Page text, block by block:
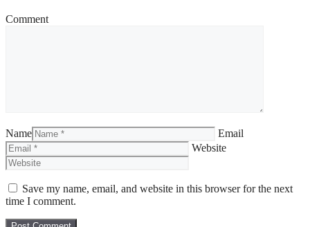
Comment
Name
Email
Website
Save my name, email, and website in this browser for the next
time I comment.